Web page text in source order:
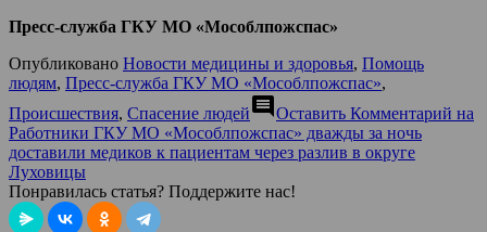
Пресс-служба ГКУ МО «Мособлпожспас»
Опубликовано Новости медицины и здоровья, Помощь
людям, Пресс-служба ГКУ МО «Мособлпожспас»,
Происшествия, Спасение людейcomment Оставить Комментарий на
Работники ГКУ МО «Мособлпожспас» дважды за ночь
доставили медиков к пациентам через разлив в округе
Луховицы
Понравилась статья? Поддержите нас!